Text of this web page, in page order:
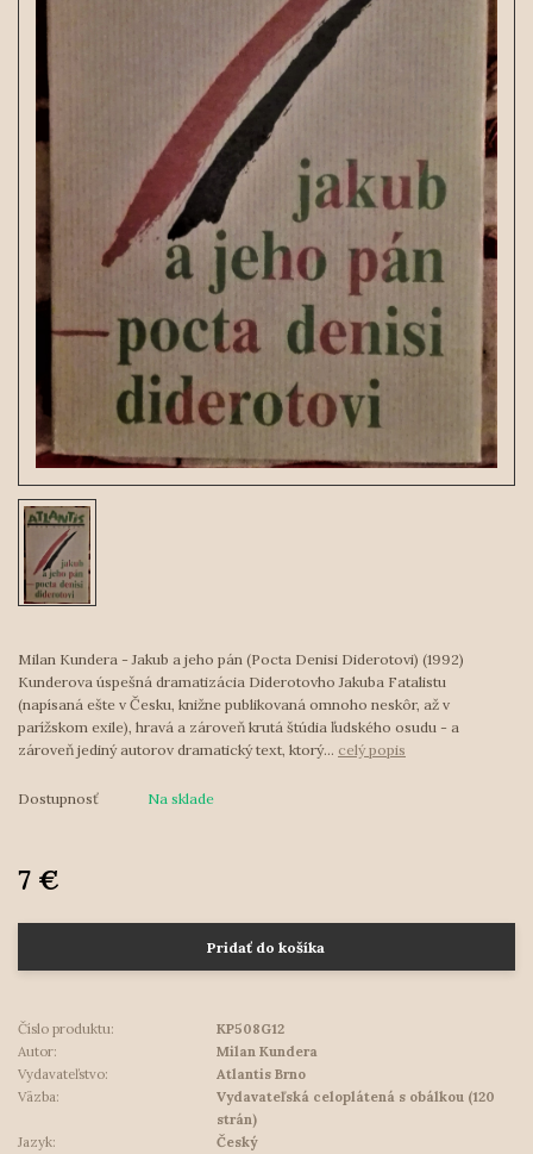
Milan Kundera - Jakub a jeho pán (Pocta Denisi Diderotovi) (1992)
Kunderova úspešná dramatizácia Diderotovho Jakuba Fatalistu
(napísaná ešte v Česku, knižne publikovaná omnoho neskôr, až v
parížskom exile), hravá a zároveň krutá štúdia ľudského osudu - a
zároveň jediný autorov dramatický text, ktorý... celý popis
Dostupnosť Na sklade
7 €
Pridať do košíka
Číslo produktu:
KP508G12
Autor:
Milan Kundera
Vydavateľstvo:
Atlantis Brno
Väzba:
Vydavateľská celoplátená s obálkou (120
strán)
Jazyk:
Český